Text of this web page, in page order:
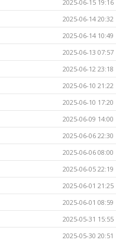
2025-06-15 19:16
2025-06-14 20:32
2025-06-14 10:49
2025-06-13 07:57
2025-06-12 23:18
2025-06-10 21:22
2025-06-10 17:20
2025-06-09 14:00
2025-06-06 22:30
2025-06-06 08:00
2025-06-05 22:19
2025-06-01 21:25
2025-06-01 08:59
2025-05-31 15:55
2025-05-30 20:51